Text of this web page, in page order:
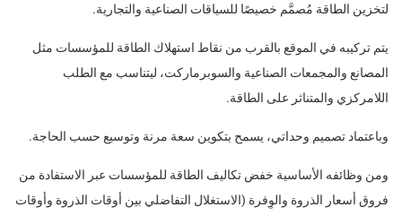
لتخزين الطاقة مُصمَّم خصيصًا للسياقات الصناعية والتجارية.
يتم تركيبه في الموقع بالقرب من نقاط استهلاك الطاقة للمؤسسات مثل
المصانع والمجمعات الصناعية والسوبرماركت، ليتناسب مع الطلب
اللامركزي والمتناثر على الطاقة.
وباعتماد تصميم وحداتي، يسمح بتكوين سعة مرنة وتوسيع حسب الحاجة.
ومن وظائفه الأساسية خفض تكاليف الطاقة للمؤسسات عبر الاستفادة من
فروق أسعار الذروة والوِفرة (الاستغلال التفاضلي بين أوقات الذروة وأوقات